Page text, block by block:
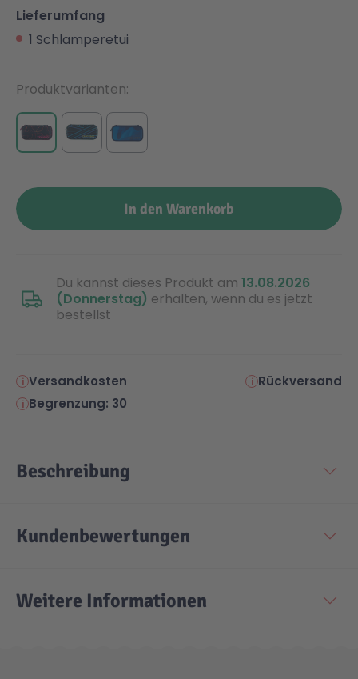
Lieferumfang
1 Schlamperetui
In den Warenkorb
Du kannst dieses Produkt am 13.08.2026
(Donnerstag) erhalten, wenn du es jetzt
bestellst
Produktvarianten
Versandkosten
Rückversand
Begrenzung: 30
Beschreibung
Kundenbewertungen
Weitere Informationen